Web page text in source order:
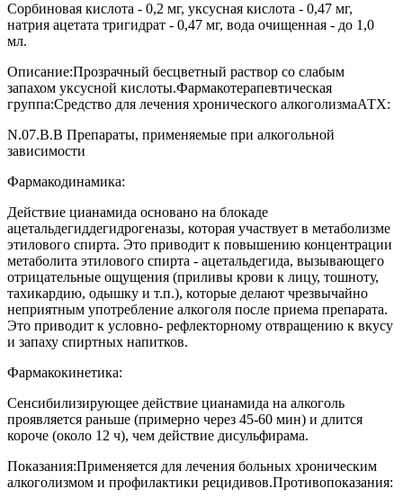
Сорбиновая кислота - 0,2 мг, уксусная кислота - 0,47 мг,
натрия ацетата тригидрат - 0,47 мг, вода очищенная - до 1,0
мл.
Описание:Прозрачный бесцветный раствор со слабым
запахом уксусной кислоты.Фармакотерапевтическая
группа:Средство для лечения хронического алкоголизмаАТХ:
N.07.B.B Препараты, применяемые при алкогольной
зависимости
Фармакодинамика:
Действие цианамида основано на блокаде
ацетальдегиддегидрогеназы, которая участвует в метаболизме
этилового спирта. Это приводит к повышению концентрации
метаболита этилового спирта - ацетальдегида, вызывающего
отрицательные ощущения (приливы крови к лицу, тошноту,
тахикардию, одышку и т.п.), которые делают чрезвычайно
неприятным употребление алкоголя после приема препарата.
Это приводит к условно- рефлекторному отвращению к вкусу
и запаху спиртных напитков.
Фармакокинетика:
Сенсибилизирующее действие цианамида на алкоголь
проявляется раньше (примерно через 45-60 мин) и длится
короче (около 12 ч), чем действие дисульфирама.
Показания:Применяется для лечения больных хроническим
алкоголизмом и профилактики рецидивов.Противопоказания: